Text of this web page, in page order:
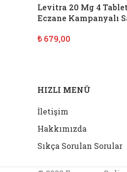
Levitra 20 Mg 4
Eczane Kampanyalı
₺679,00
HIZLI MENÜ
İletişim
Hakkımızda
Sıkça Sorulan Sorular